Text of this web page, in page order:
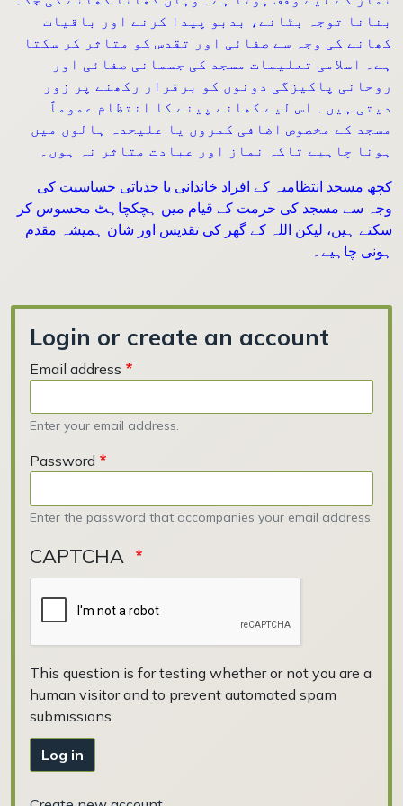
بنانا توجہ بٹانے، بدبو پیدا کرنے اور باقیات
کھانے کی وجہ سے صفائی اور تقدس کو متاثر کر سکتا
ہے۔ اسلامی تعلیمات مسجد کی جسمانی صفائی اور
روحانی پاکیزگی دونوں کو برقرار رکھنے پر زور
دیتی ہیں۔ اس لیے کھانے پینے کا انتظام عموماً
مسجد کے مخصوص اضافی کمروں یا علیحدہ ہالوں میں
ہونا چاہیے تاکہ نماز اور عبادت متاثر نہ ہوں۔
کچھ مسجد انتظامیہ کے افراد خاندانی یا جذباتی حساسیت کی
وجہ سے مسجد کی حرمت کے قیام میں ہچکچاہٹ محسوس کر
سکتے ہیں، لیکن اللہ کے گھر کی تقدیس اور شان ہمیشہ مقدم
ہونی چاہیے۔
Login or create an account
Email address
Enter your email address.
Password
Enter the password that accompanies your email address.
CAPTCHA
This question is for testing whether or not you are a
human visitor and to prevent automated spam
submissions.
Log in